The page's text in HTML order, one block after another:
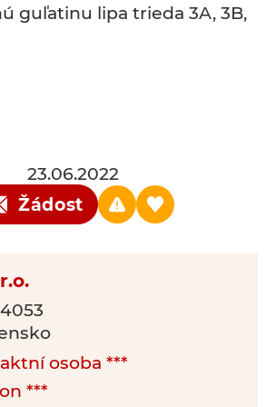
guľatinu lipa trieda 3A, 3B,
23.06.2022
Žádost
osoba ***
***